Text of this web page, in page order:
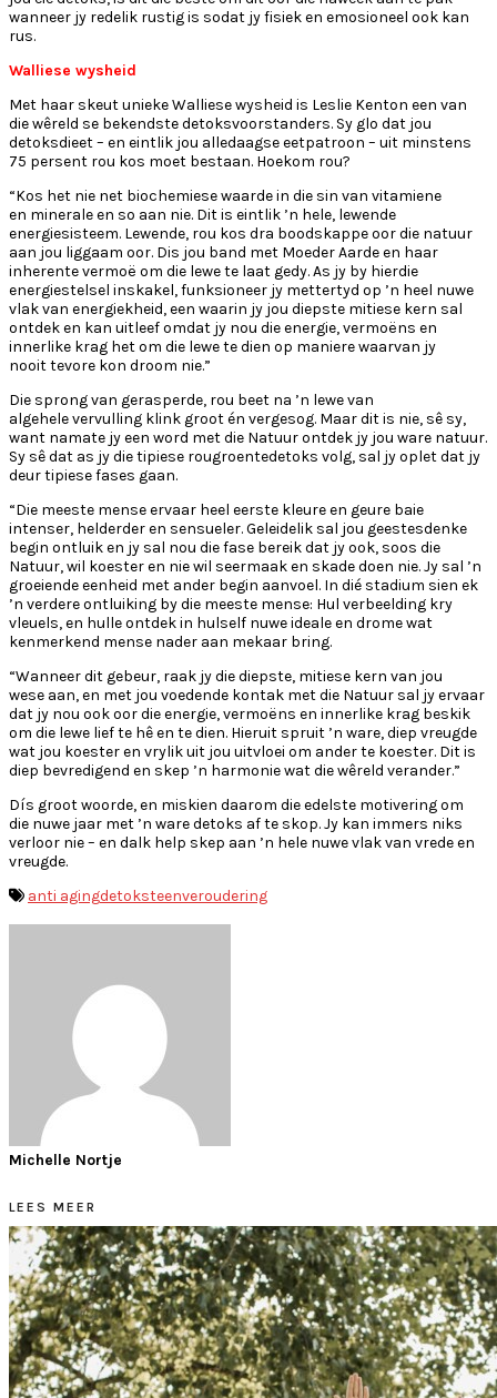
wanneer jy redelik rustig is sodat jy fisiek en emosioneel ook kan
rus.
Walliese wysheid
Met haar skeut unieke Walliese wysheid is Leslie Kenton een van
die wêreld se bekendste detoksvoorstanders. Sy glo dat jou
detoksdieet – en eintlik jou alledaagse eetpatroon – uit minstens
75 persent rou kos moet bestaan. Hoekom rou?
“Kos het nie net biochemiese waarde in die sin van vitamiene
en minerale en so aan nie. Dit is eintlik ’n hele, lewende
energiesisteem. Lewende, rou kos dra boodskappe oor die natuur
aan jou liggaam oor. Dis jou band met Moeder Aarde en haar
inherente vermoë om die lewe te laat gedy. As jy by hierdie
energiestelsel inskakel, funksioneer jy mettertyd op ’n heel nuwe
vlak van energiekheid, een waarin jy jou diepste mitiese kern sal
ontdek en kan uitleef omdat jy nou die energie, vermoëns en
innerlike krag het om die lewe te dien op maniere waarvan jy
nooit tevore kon droom nie.”
Die sprong van gerasperde, rou beet na ’n lewe van
algehele vervulling klink groot én vergesog. Maar dit is nie, sê sy,
want namate jy een word met die Natuur ontdek jy jou ware natuur.
Sy sê dat as jy die tipiese rougroentedetoks volg, sal jy oplet dat jy
deur tipiese fases gaan.
“Die meeste mense ervaar heel eerste kleure en geure baie
intenser, helderder en sensueler. Geleidelik sal jou geestesdenke
begin ontluik en jy sal nou die fase bereik dat jy ook, soos die
Natuur, wil koester en nie wil seermaak en skade doen nie. Jy sal ’n
groeiende eenheid met ander begin aanvoel. In dié stadium sien ek
’n verdere ontluiking by die meeste mense: Hul verbeelding kry
vleuels, en hulle ontdek in hulself nuwe ideale en drome wat
kenmerkend mense nader aan mekaar bring.
“Wanneer dit gebeur, raak jy die diepste, mitiese kern van jou
wese aan, en met jou voedende kontak met die Natuur sal jy ervaar
dat jy nou ook oor die energie, vermoëns en innerlike krag beskik
om die lewe lief te hê en te dien. Hieruit spruit ’n ware, diep vreugde
wat jou koester en vrylik uit jou uitvloei om ander te koester. Dit is
diep bevredigend en skep ’n harmonie wat die wêreld verander.”
Dís groot woorde, en miskien daarom die edelste motivering om
die nuwe jaar met ’n ware detoks af te skop. Jy kan immers niks
verloor nie – en dalk help skep aan ’n hele nuwe vlak van vrede en
vreugde.
anti agingdetoksteenveroudering
Michelle Nortje
LEES MEER